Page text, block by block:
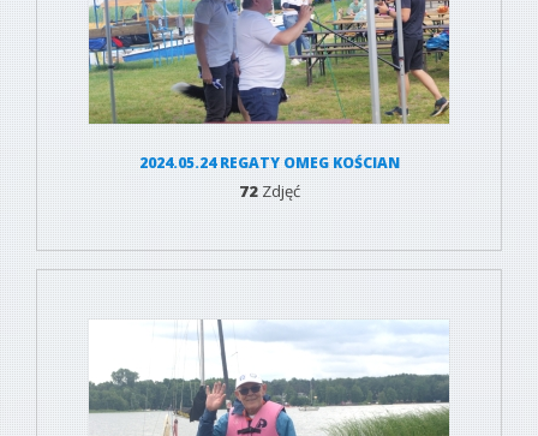
2024.05.24 REGATY OMEG KOŚCIAN
72Zdjęć